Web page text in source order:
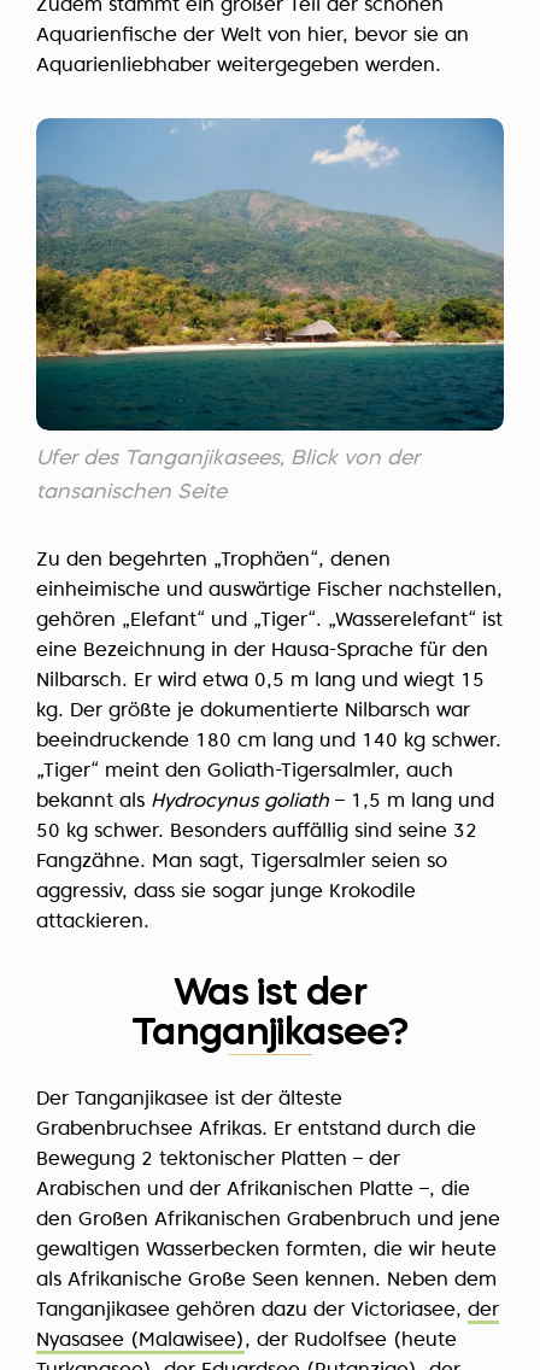
Zudem stammt ein großer Teil der schönen
Aquarienfische der Welt von hier, bevor sie an
Aquarienliebhaber weitergegeben werden.
Ufer des Tanganjikasees, Blick von der
tansanischen Seite
Zu den begehrten „Trophäen“, denen
einheimische und auswärtige Fischer nachstellen,
gehören „Elefant“ und „Tiger“. „Wasserelefant“ ist
eine Bezeichnung in der Hausa-Sprache für den
Nilbarsch. Er wird etwa 0,5 m lang und wiegt 15
kg. Der größte je dokumentierte Nilbarsch war
beeindruckende 180 cm lang und 140 kg schwer.
„Tiger“ meint den Goliath-Tigersalmler, auch
bekannt als Hydrocynus goliath – 1,5 m lang und
50 kg schwer. Besonders auffällig sind seine 32
Fangzähne. Man sagt, Tigersalmler seien so
aggressiv, dass sie sogar junge Krokodile
attackieren.
Was ist der
Tanganjikasee?
Der Tanganjikasee ist der älteste
Grabenbruchsee Afrikas. Er entstand durch die
Bewegung 2 tektonischer Platten – der
Arabischen und der Afrikanischen Platte –, die
den Großen Afrikanischen Grabenbruch und jene
gewaltigen Wasserbecken formten, die wir heute
als Afrikanische Große Seen kennen. Neben dem
Tanganjikasee gehören dazu der Victoriasee, der
Nyasasee (Malawisee), der Rudolfsee (heute